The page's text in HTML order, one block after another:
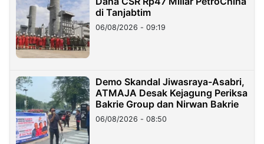
di Tanjabtim
06/08/2026 - 09:19
Demo Skandal Jiwasraya-Asabri,
ATMAJA Desak Kejagung Periksa
Bakrie Group dan Nirwan Bakrie
06/08/2026 - 08:50